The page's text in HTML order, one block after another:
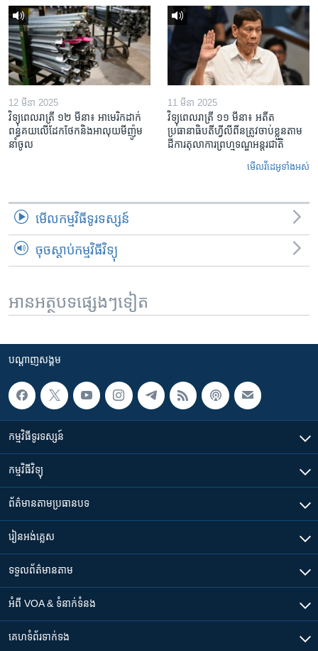
12 មីនា 2025
វិទ្យុពេលរាត្រី ១២ មីនា៖ អាមេរិក​ដាក់​
ពន្ធគយ​លើ​ដែកថែក​និង​អាលុយ​មីញ៉ូម​
នាំចូល
11 មីនា 2025
វិទ្យុពេលរាត្រី ១១ មីនា៖ អតីត​
ប្រធានាធិបតីហ្វីលីពីន​ត្រូវ​ចាប់ខ្លួនតាម
ដីការ​តុលាការ​ព្រហ្មទណ្ឌ​អន្តរជាតិ
មើល​វីដេអូ​ទាំង​អស់
មើល​កម្មវិធី​ទូរទស្សន៍
ចុចស្តាប់កម្មវិធីវិទ្យុ
អានអត្ថបទផ្សេងៗទៀត
បណ្តាញ​សង្គម
កម្មវិធី​ទូរទស្សន៍
កម្មវិធី​វិទ្យុ
ព័ត៌មាន​តាមប្រធានបទ​
រៀន​​អង់គ្លេស
ទទួល​ព័ត៌មាន​តាម
អំពី​ VOA & ទំនាក់ទំនង
គេហទំព័រ​​ទាក់ទង